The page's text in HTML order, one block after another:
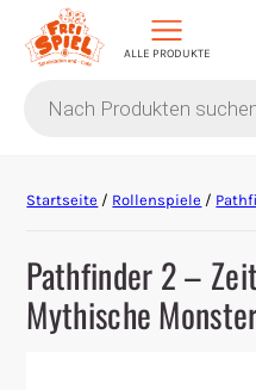
ALLE PRODUKTE
search
Events
Startseite / Rollenspiele /
Pathfinder 2 –
Mythische